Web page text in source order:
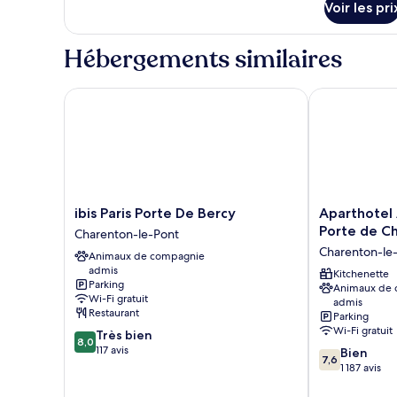
Voir les
Hébergements similaires
ibis
Paris
Porte
De
Bercy
Charenton-
le-
Pont
ibis Paris Porte De Bercy
Charenton-le-Pont
Animaux de compagnie
admis
Parking
Wi-Fi gratuit
Restaurant
8.0
sur
8,0 Très bien
117 avis
ibis Paris Porte De Bercy
Aparthotel
Adagio
Paris
Porte
de
Charenton
Charenton-
le-
Pont
Aparthotel
Porte de
Charenton-
Kitchenette
Animaux de
admis
Parking
Wi-Fi gratuit
7.6
sur
7,6 Bien
1 187 avis
Aparthotel